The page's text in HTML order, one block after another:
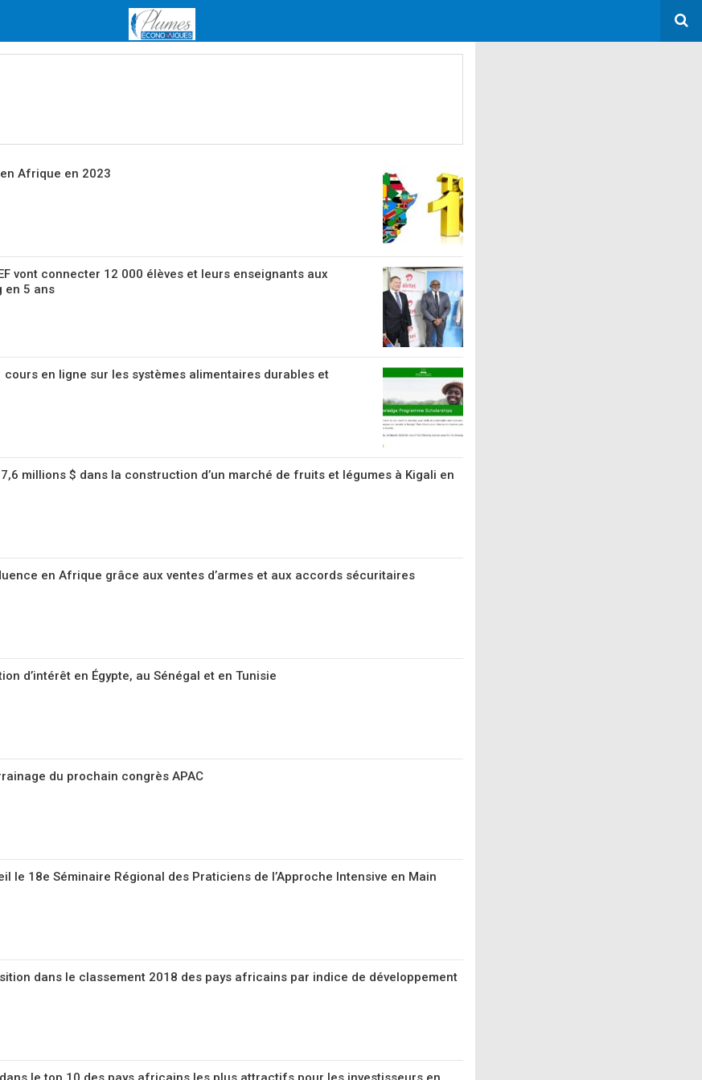
Afrique en 2023
vont connecter 12 000 élèves et leurs enseignants aux
en 5 ans
cours en ligne sur les systèmes alimentaires durables et
millions $ dans la construction d’un marché de fruits et légumes à Kigali en
en Afrique grâce aux ventes d’armes et aux accords sécuritaires
d’intérêt en Égypte, au Sénégal et en Tunisie
du prochain congrès APAC
le 18e Séminaire Régional des Praticiens de l’Approche Intensive en Main
dans le classement 2018 des pays africains par indice de développement